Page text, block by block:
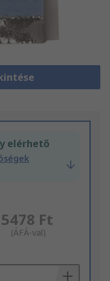
elérhető
5478 Ft
(ÁFÁ-val)